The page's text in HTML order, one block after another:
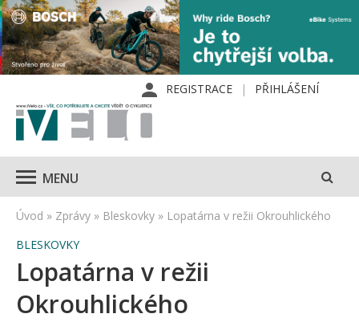
REGISTRACE PŘIHLÁŠENÍ
MENU
Úvod » Zprávy » Bleskovky » Lopatárna v režii Okrouhlického
BLESKOVKY
Lopatárna v režii
Okrouhlického